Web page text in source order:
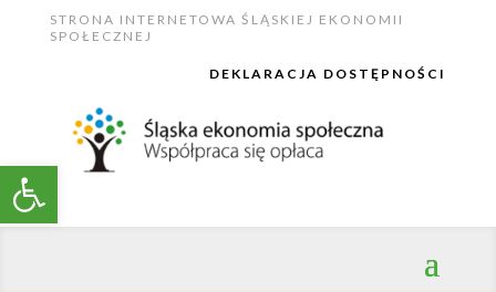
Open toolbar
content
STRONA INTERNETOWA ŚLĄSKIEJ EKONOMII
SPOŁECZNEJ
DEKLARACJA DOSTĘPNOŚCI